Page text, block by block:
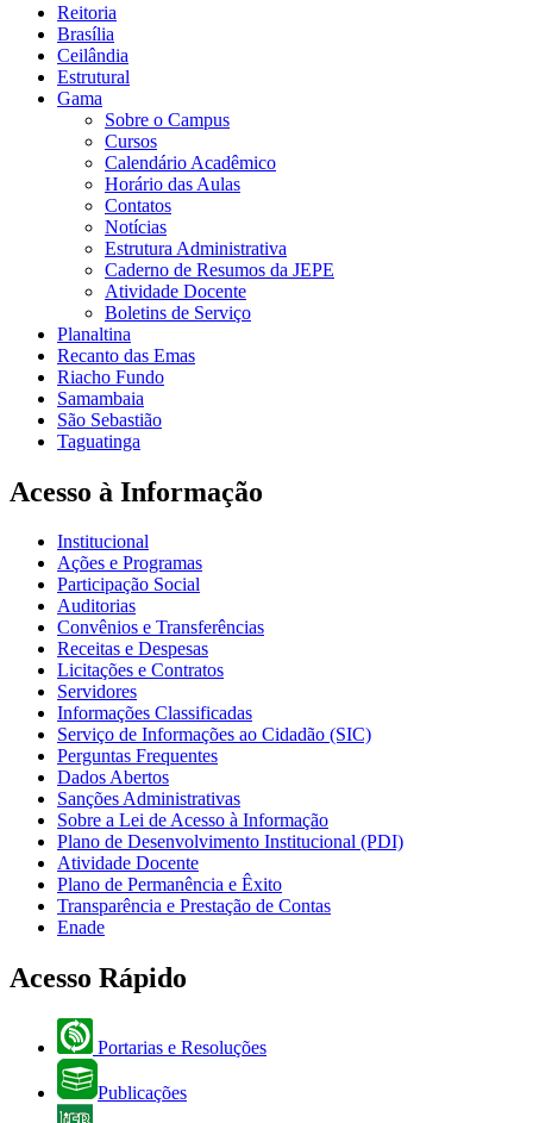
Reitoria
Brasília
Ceilândia
Estrutural
Gama
Sobre o Campus
Cursos
Calendário Acadêmico
Horário das Aulas
Contatos
Notícias
Estrutura Administrativa
Caderno de Resumos da JEPE
Atividade Docente
Boletins de Serviço
Planaltina
Recanto das Emas
Riacho Fundo
Samambaia
São Sebastião
Taguatinga
Acesso à Informação
Institucional
Ações e Programas
Participação Social
Auditorias
Convênios e Transferências
Receitas e Despesas
Licitações e Contratos
Servidores
Informações Classificadas
Serviço de Informações ao Cidadão (SIC)
Perguntas Frequentes
Dados Abertos
Sanções Administrativas
Sobre a Lei de Acesso à Informação
Plano de Desenvolvimento Institucional (PDI)
Atividade Docente
Plano de Permanência e Êxito
Transparência e Prestação de Contas
Enade
Acesso Rápido
Portarias e Resoluções
Publicações